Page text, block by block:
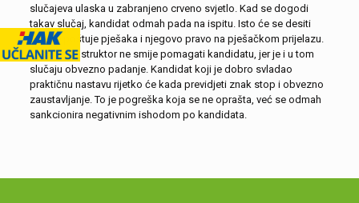
slučajeva ulaska u zabranjeno crveno svjetlo. Kad se dogodi
takav slučaj, kandidat odmah pada na ispitu. Isto će se desiti
ako ne poštuje pješaka i njegovo pravo na pješačkom prijelazu.
Na ispitu instruktor ne smije pomagati kandidatu, jer je i u tom
slučaju obvezno padanje. Kandidat koji je dobro svladao
praktičnu nastavu rijetko će kada previdjeti znak stop i obvezno
zaustavljanje. To je pogreška koja se ne oprašta, već se odmah
sankcionira negativnim ishodom po kandidata.